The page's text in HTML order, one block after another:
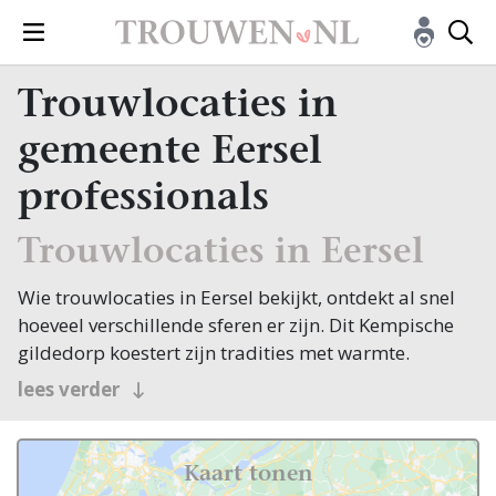
Trouwlocaties in
gemeente Eersel
professionals
Trouwlocaties in Eersel
Wie trouwlocaties in Eersel bekijkt, ontdekt al snel
hoeveel verschillende sferen er zijn. Dit Kempische
gildedorp koestert zijn tradities met warmte.
De sfeervolle Markt met zijn eeuwenoude
kloppend hart van Eersel, een van de mooiste
dorpsbrinken van de Kempen. Rondom liggen
lees verder
Kaart tonen